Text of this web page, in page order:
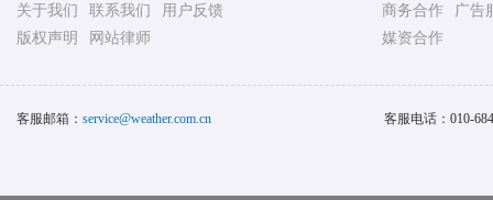
关于我们 联系我们
用户反馈
版权声明
网站律师
商务合作
广告
媒资合作
客服邮箱： service@weather.com.cn 客服电话： 010-